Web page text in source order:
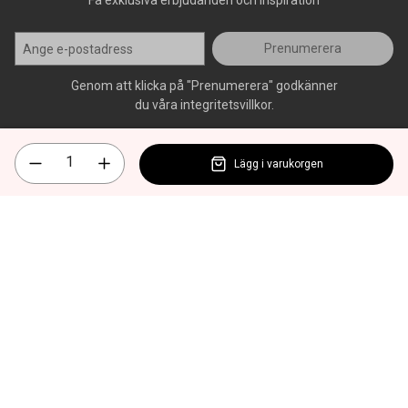
Prenumerera
Genom att klicka på "Prenumerera" godkänner
du våra integritetsvillkor.
Lägg i varukorgen